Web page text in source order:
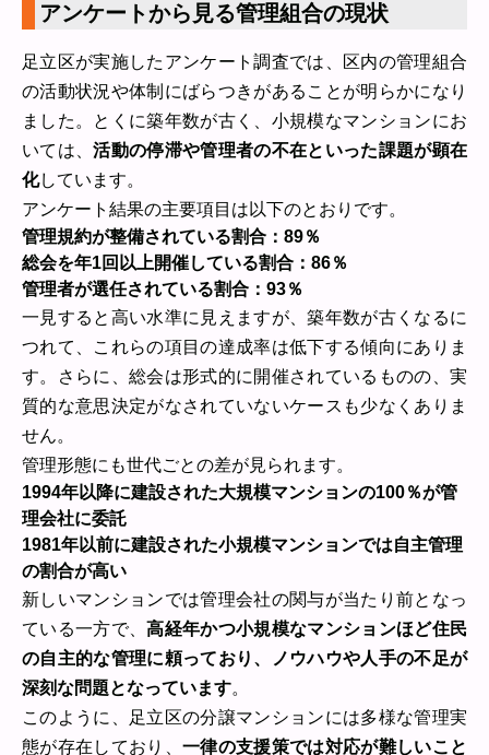
アンケートから見る管理組合の現状
足立区が実施したアンケート調査では、区内の管理組合
の活動状況や体制にばらつきがあることが明らかになり
ました。とくに築年数が古く、小規模なマンションにお
いては、活動の停滞や管理者の不在といった課題が顕在
化しています。
アンケート結果の主要項目は以下のとおりです。
管理規約が整備されている割合：89％
総会を年1回以上開催している割合：86％
管理者が選任されている割合：93％
一見すると高い水準に見えますが、築年数が古くなるに
つれて、これらの項目の達成率は低下する傾向にありま
す。さらに、総会は形式的に開催されているものの、実
質的な意思決定がなされていないケースも少なくありま
せん。
管理形態にも世代ごとの差が見られます。
1994年以降に建設された大規模マンションの100％が管
理会社に委託
1981年以前に建設された小規模マンションでは自主管理
の割合が高い
新しいマンションでは管理会社の関与が当たり前となっ
ている一方で、高経年かつ小規模なマンションほど住民
の自主的な管理に頼っており、ノウハウや人手の不足が
深刻な問題となっています。
このように、足立区の分譲マンションには多様な管理実
態が存在しており、 一律の支援策では対応が難しいこと